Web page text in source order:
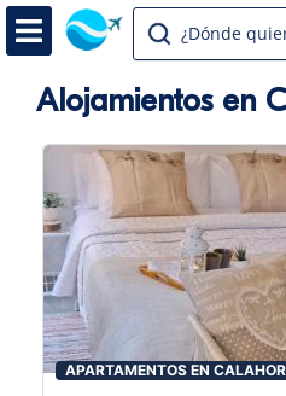
¿Dónde
Alojamientos en
APARTAMENTOS EN